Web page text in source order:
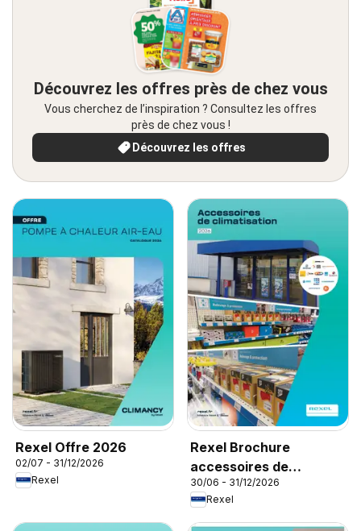
Découvrez les offres près de chez vous
Vous cherchez de l’inspiration ? Consultez les offres
près de chez vous !
Découvrez les offres
Rexel Offre 2026
02/07 - 31/12/2026
Rexel
Rexel Brochure
accessoires de
climatisation
30/06 - 31/12/2026
Rexel